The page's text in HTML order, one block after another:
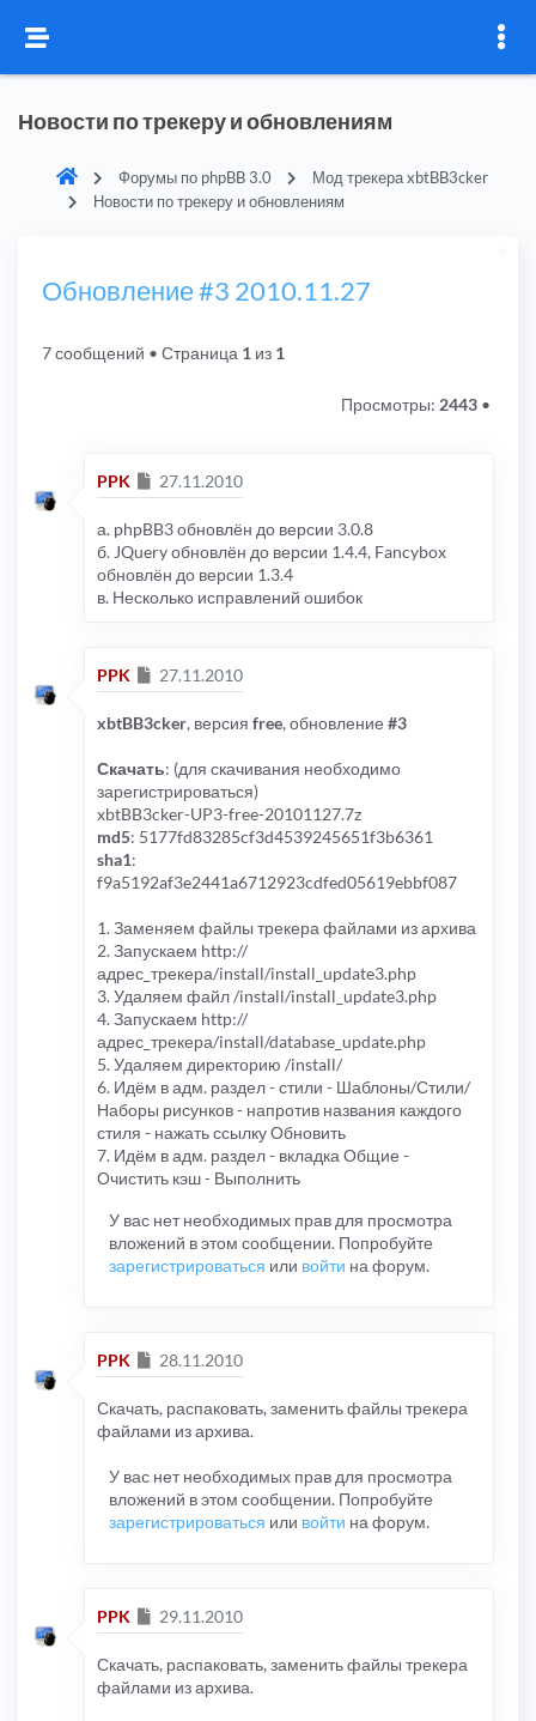
Новости по трекеру и обновлениям
Форумы по phpBB 3.0
Мод трекера xbtBB3cker
Новости по трекеру и обновлениям
Обновление #3 2010.11.27
7 сообщений • Страница 1 из 1
Просмотры: 2443 •
PPK Сообщение
27.11.2010
а. phpBB3 обновлён до версии 3.0.8
б. JQuery обновлён до версии 1.4.4, Fancybox
обновлён до версии 1.3.4
в. Несколько исправлений ошибок
PPK Сообщение
27.11.2010
xbtBB3cker, версия free, обновление #3
Скачать: (для скачивания необходимо
зарегистрироваться)
xbtBB3cker-UP3-free-20101127.7z
md5: 5177fd83285cf3d4539245651f3b6361
sha1:
f9a5192af3e2441a6712923cdfed05619ebbf087
1. Заменяем файлы трекера файлами из архива
2. Запускаем http://
адрес_трекера/install/install_update3.php
3. Удаляем файл /install/install_update3.php
4. Запускаем http://
адрес_трекера/install/database_update.php
5. Удаляем директорию /install/
6. Идём в адм. раздел - стили - Шаблоны/Стили/
Наборы рисунков - напротив названия каждого
стиля - нажать ссылку Обновить
7. Идём в адм. раздел - вкладка Общие -
Очистить кэш - Выполнить
У вас нет необходимых прав для просмотра
вложений в этом сообщении. Попробуйте
зарегистрироваться или войти на форум.
PPK Сообщение
28.11.2010
Скачать, распаковать, заменить файлы трекера
файлами из архива.
У вас нет необходимых прав для просмотра
вложений в этом сообщении. Попробуйте
зарегистрироваться или войти на форум.
PPK Сообщение
29.11.2010
Скачать, распаковать, заменить файлы трекера
файлами из архива.